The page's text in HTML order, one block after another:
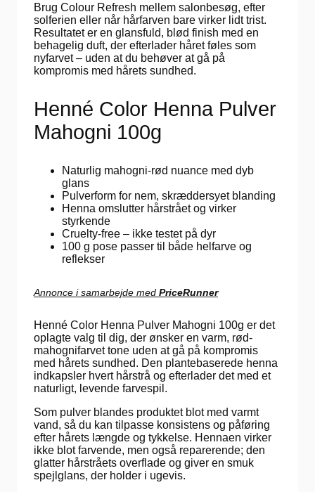
Brug Colour Refresh mellem salonbesøg, efter
solferien eller når hårfarven bare virker lidt trist.
Resultatet er en glansfuld, blød finish med en
behagelig duft, der efterlader håret føles som
nyfarvet – uden at du behøver at gå på
kompromis med hårets sundhed.
Henné Color Henna Pulver
Mahogni 100g
Naturlig mahogni-rød nuance med dyb
glans
Pulverform for nem, skræddersyet blanding
Henna omslutter hårstrået og virker
styrkende
Cruelty-free – ikke testet på dyr
100 g pose passer til både helfarve og
reflekser
Annonce i samarbejde med PriceRunner
Henné Color Henna Pulver Mahogni 100g er det
oplagte valg til dig, der ønsker en varm, rød-
mahognifarvet tone uden at gå på kompromis
med hårets sundhed. Den plantebaserede henna
indkapsler hvert hårstrå og efterlader det med et
naturligt, levende farvespil.
Som pulver blandes produktet blot med varmt
vand, så du kan tilpasse konsistens og påføring
efter hårets længde og tykkelse. Hennaen virker
ikke blot farvende, men også reparerende; den
glatter hårstråets overflade og giver en smuk
spejlglans, der holder i ugevis.